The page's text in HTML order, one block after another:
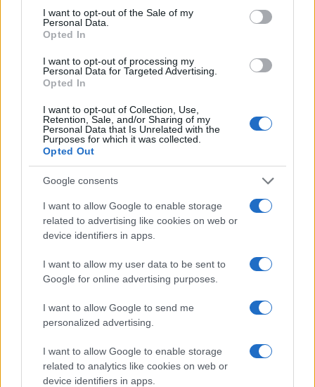
consent section.
I want to opt-out of the Sale of my
Personal Data.
Opted In
I want to opt-out of processing my
Personal Data for Targeted Advertising.
Opted In
I want to opt-out of Collection, Use,
Retention, Sale, and/or Sharing of my
Personal Data that Is Unrelated with the
Purposes for which it was collected.
Opted Out
Google consents
I want to allow Google to enable storage
related to advertising like cookies on web or
device identifiers in apps.
I want to allow my user data to be sent to
Google for online advertising purposes.
I want to allow Google to send me
personalized advertising.
I want to allow Google to enable storage
related to analytics like cookies on web or
device identifiers in apps.
Continua a leggere
MONEY
Come scegliere un conto business efficiente: fee,
interessi, API, utenti e ERP
Andrea Innocenti · 3 Ago 2026